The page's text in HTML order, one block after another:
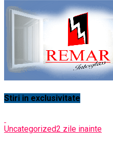
Stiri in exclusivitate
Uncategorized2 zile inainte